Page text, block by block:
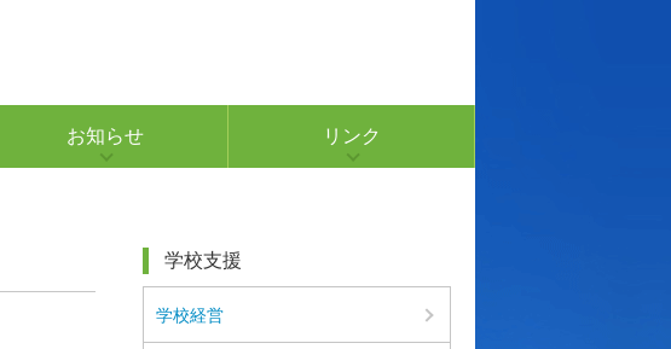
お知らせ リンク
学校支援
学校経営